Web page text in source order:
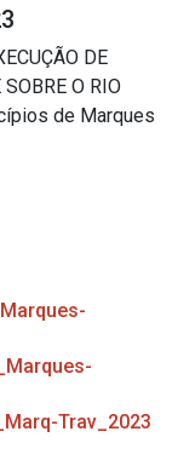
DE
O RIO
de Marques
Trav_2023